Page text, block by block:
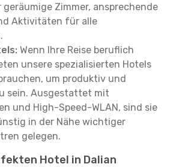
Zimmer, ansprechende
Aktivitäten für alle
Wenn Ihre Reise beruflich
unsere spezialisierten Hotels
um produktiv und
sein. Ausgestattet mit
und High-Speed-WLAN, sind sie
in der Nähe wichtiger
gelegen.
Hotel in Dalian